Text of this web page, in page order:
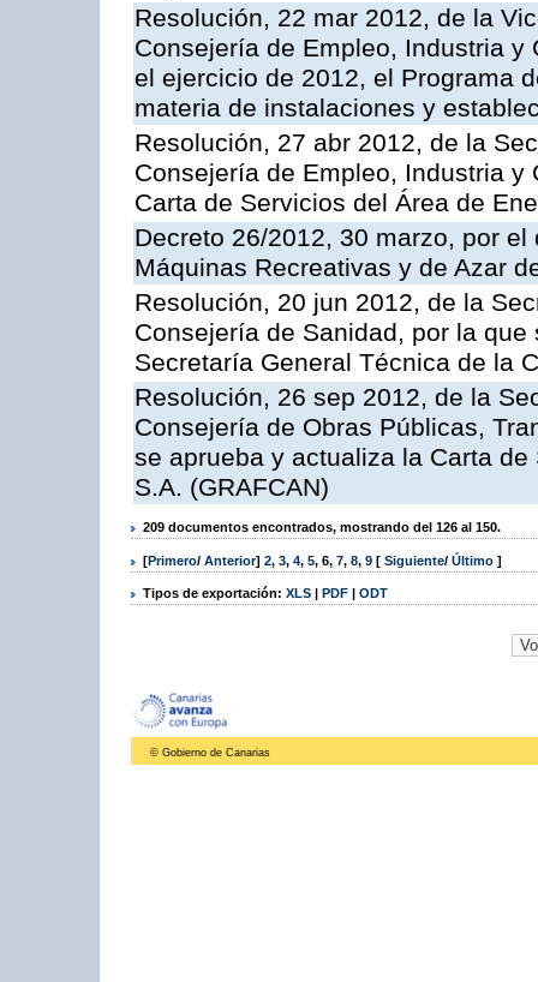
Resolución, 22 mar 2012, de la
Consejería de Empleo, Industria
el ejercicio de 2012, el Programa
materia de instalaciones y
Resolución, 27 abr 2012, de la
Consejería de Empleo, Industria
Carta de Servicios del Área de
Decreto 26/2012, 30 marzo, por
Máquinas Recreativas y de Azar
Resolución, 20 jun 2012, de la
Consejería de Sanidad, por la
Secretaría General Técnica de la
Resolución, 26 sep 2012, de la
Consejería de Obras Públicas,
se aprueba y actualiza la Carta
S.A. (GRAFCAN)
209 documentos encontrados, mostrando del 126 al 150.
[Primero/ Anterior] 2, 3, 4, 5, 6, 7, 8, 9 [ Siguiente/ Último ]
Tipos de exportación: XLS | PDF | ODT
© Gobierno de Canarias